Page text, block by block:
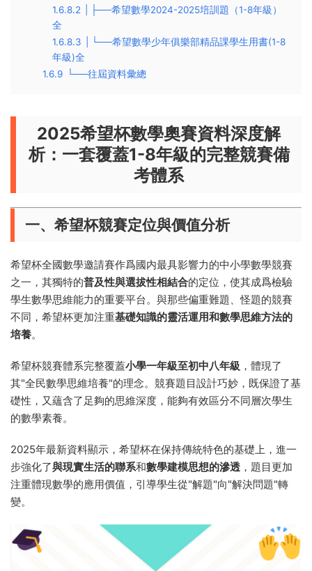
1.6.8.2
| ├──希望數學2024-2025培訓題（1-8年級）
全
1.6.8.3
| └──希望數學少年俱樂部精品課學生用書(1-8
年級)全
1.6.9
└──往屆資料彙總
2025希望杯數學奧賽資料深度解
析：一套覆蓋1-8年級的完整競賽備
考體系
一、希望杯競賽定位與價值分析
希望杯全國數學邀請賽作爲國内最具影響力的中小學數學競賽
之一，其獨特的普及性與選拔性相結合的定位，使其成爲檢驗
學生數學思維能力的重要平台。與那些偏重難題、怪題的競賽
不同，希望杯更加注重基礎知識的靈活運用和數學思維方法的
培養。
希望杯競賽體系完整覆蓋小學一年級至初中八年級 ，體現了
其"全民數學思維培養"的理念。競賽題目設計巧妙，既保證了基
礎性，又蘊含了足夠的思維深度，能夠有效區分不同層次學生
的數學素養。
2025年最新資料顯示，希望杯在保持傳統特色的基礎上，進一
步強化了與現實生活的聯系和數學建模思想的滲透 ，題目更加
注重體現數學的應用價值，引導學生從"解題"向"解決問題"轉
變。